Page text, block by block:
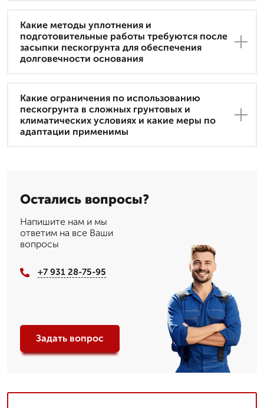
Какие методы уплотнения и
подготовительные работы требуются после
засыпки пескогрунта для обеспечения
долговечности основания
Какие ограничения по использованию
пескогрунта в сложных грунтовых и
климатических условиях и какие меры по
адаптации применимы
Остались вопросы?
Напишите нам и мы
ответим на все Ваши
вопросы
+7 931 28-75-95
Задать вопрос